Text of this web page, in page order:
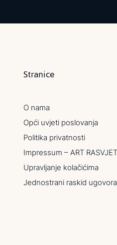
Stranice
O nama
Opći uvjeti poslovanja
Politika privatnosti
Impressum – ART
Upravljanje kolačićima
Jednostrani raskid ugovora